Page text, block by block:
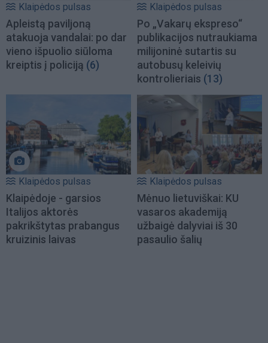
Klaipėdos pulsas
Apleistą paviljoną
atakuoja vandalai: po dar
vieno išpuolio siūloma
kreiptis į policiją (6)
Klaipėdos pulsas
Po „Vakarų ekspreso“
publikacijos nutraukiama
milijoninė sutartis su
autobusų keleivių
kontrolieriais (13)
Klaipėdos pulsas
Klaipėdoje - garsios
Italijos aktorės
pakrikštytas prabangus
kruizinis laivas
Klaipėdos pulsas
Mėnuo lietuviškai: KU
vasaros akademiją
užbaigė dalyviai iš 30
pasaulio šalių